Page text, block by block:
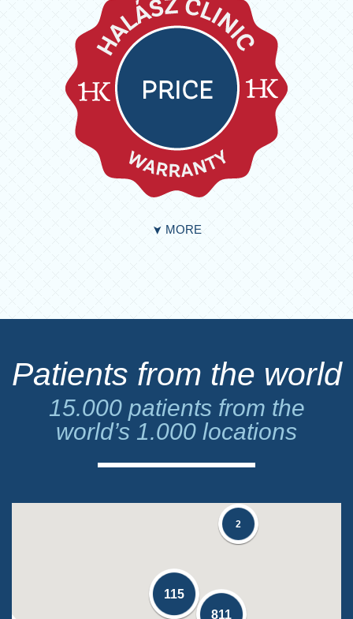
➤ MORE
Patients from the world
15.000 patients from the
world’s 1.000 locations
115
811
2